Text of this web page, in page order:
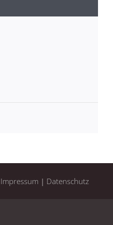
Impressum | Datenschutz